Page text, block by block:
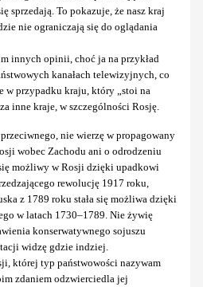
sprzedają. To pokazuje, że nasz kraj
nie ograniczają się do oglądania
innych opinii, choć ja na przykład
kanałach telewizyjnych, co
w przypadku kraju, który „stoi na
inne kraje, w szczególności Rosję.
nie wierzę w propagowany
wobec Zachodu ani o odrodzeniu
możliwy w Rosji dzięki upadkowi
rewolucję 1917 roku,
z 1789 roku stała się możliwa dzięki
w latach 1730–1789. Nie żywię
konserwatywnego sojuszu
widzę gdzie indziej.
której typ państwowości nazywam
zdaniem odzwierciedla jej